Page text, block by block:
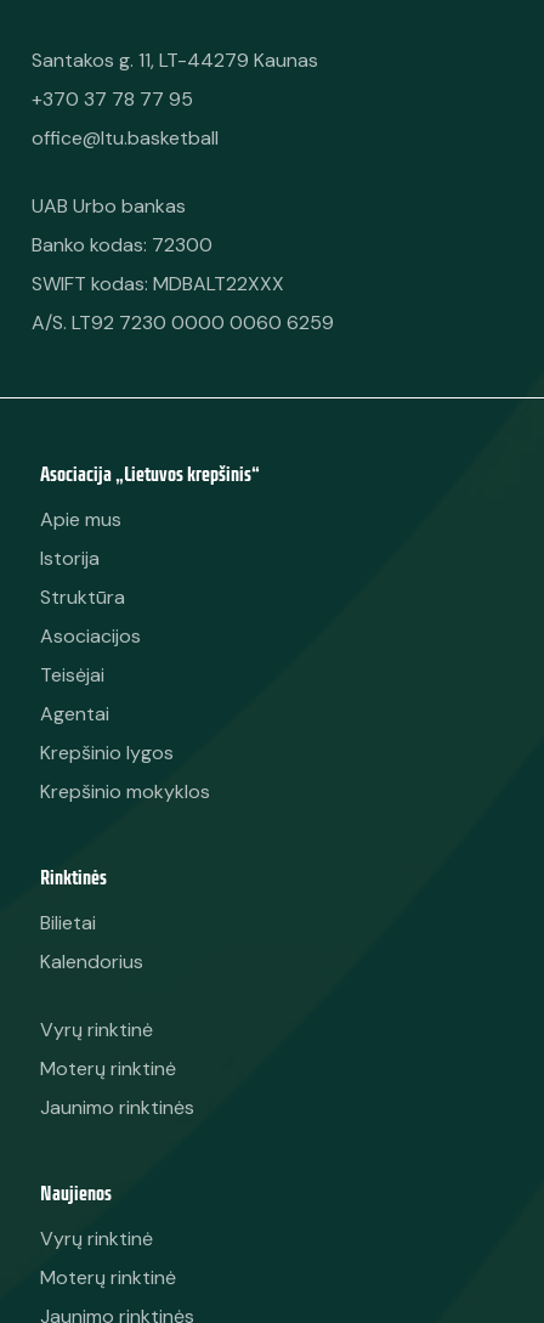
Santakos g. 11, LT-44279 Kaunas
+370 37 78 77 95
office@ltu.basketball
UAB Urbo bankas
Banko kodas: 72300
SWIFT kodas: MDBALT22XXX
A/S. LT92 7230 0000 0060 6259
Asociacija „Lietuvos krepšinis“
Apie mus
Istorija
Struktūra
Asociacijos
Teisėjai
Agentai
Krepšinio lygos
Krepšinio mokyklos
Rinktinės
Bilietai
Kalendorius
Vyrų rinktinė
Moterų rinktinė
Jaunimo rinktinės
Naujienos
Vyrų rinktinė
Moterų rinktinė
Jaunimo rinktinės